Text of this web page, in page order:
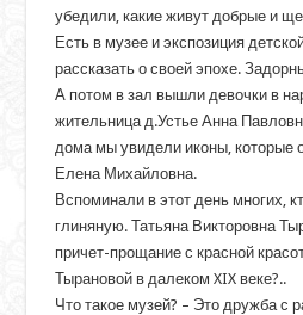
убедили, какие живут добрые и
Есть в музее и экспозиция
рассказать о своей эпохе.
А потом в зал вышли девочки в
жительница д.Устье Анна
дома мы увидели иконы, которые
Елена Михайловна.
Вспоминали в этот день многих,
глиняную. Татьяна Викторовна
причет-прощание с красной
Тырановой в далеком XIX веке?..
Что такое музей? – Это дружба с